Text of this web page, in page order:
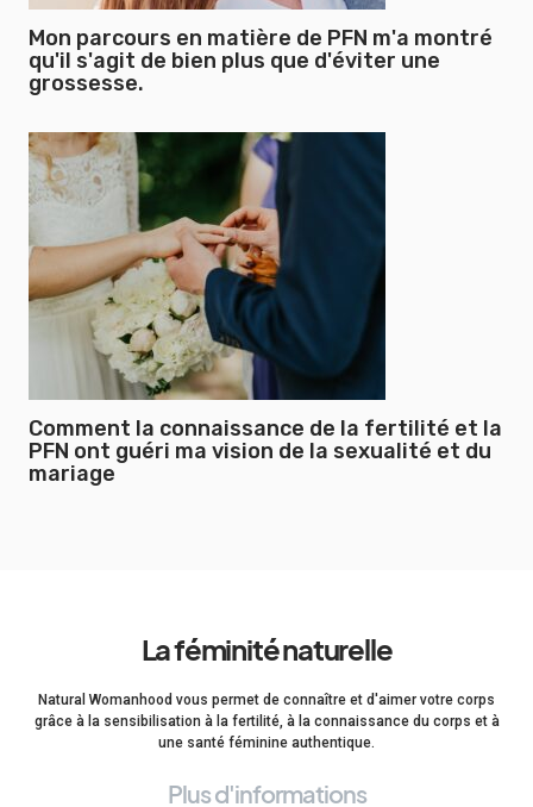
Mon parcours en matière de PFN m'a montré
qu'il s'agit de bien plus que d'éviter une
grossesse.
Comment la connaissance de la fertilité et la
PFN ont guéri ma vision de la sexualité et du
mariage
La féminité naturelle
Natural Womanhood vous permet de connaître et d'aimer votre corps
grâce à la sensibilisation à la fertilité, à la connaissance du corps et à
une santé féminine authentique.
Plus d'informations